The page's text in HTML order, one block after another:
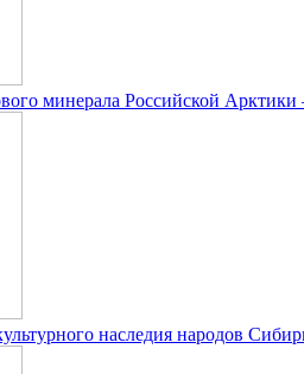
минерала Российской
наследия народов